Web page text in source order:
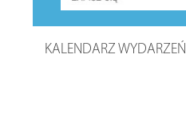
KALENDARZ WYDARZEŃ